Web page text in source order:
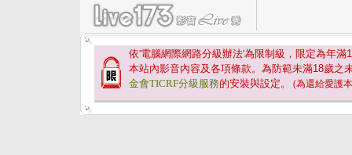
依'電腦網際網路分級辦法'為限制級，限定為年滿
本站內影音內容及各項條款。為防範未滿18歲之
金會TICRF分級服務的安裝與設定。 (為還給愛護